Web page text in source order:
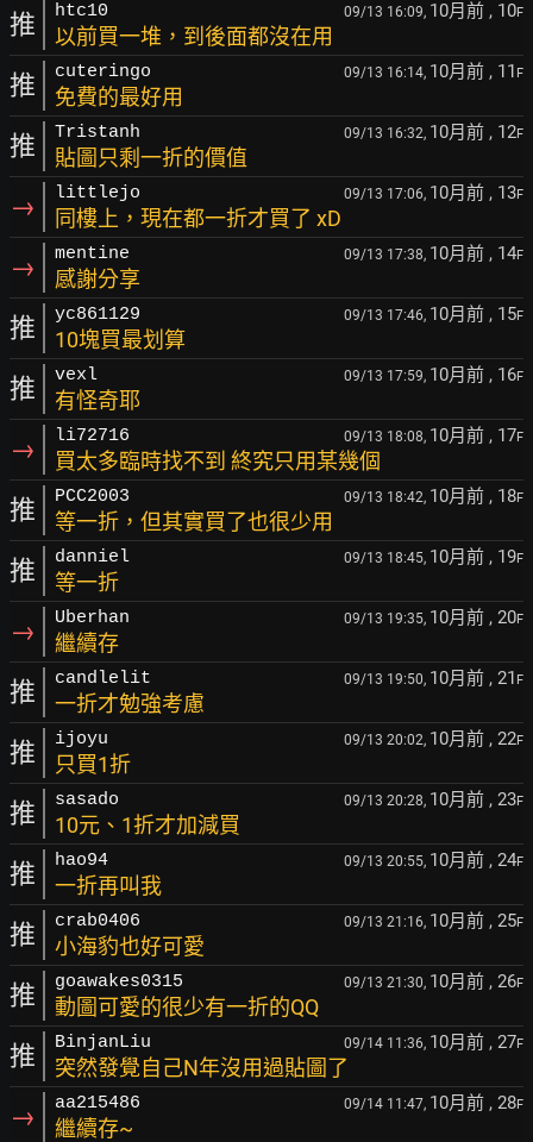
推 htc10 09/13 16:09, 10月前 , 10F
以前買一堆，到後面都沒在用
推 cuteringo 09/13 16:14, 10月前 , 11 F
免費的最好用
推 Tristanh 09/13 16:32, 10月前 , 12F
貼圖只剩一折的價值
→ littlejo 09/13 17:06, 10月前 , 13F
同樓上，現在都一折才買了 xD
→ mentine 09/13 17:38, 10月前 , 14F
感謝分享
推 yc861129 09/13 17:46, 10月前 , 15F
10塊買最划算
推 vexl 09/13 17:59, 10月前 , 16F
有怪奇耶
→ li72716 09/13 18:08, 10月前 , 17F
買太多臨時找不到 終究只用某幾個
推 PCC2003 09/13 18:42, 10月前 , 18F
等一折，但其實買了也很少用
推 danniel 09/13 18:45, 10月前 , 19F
等一折
→ Uberhan 09/13 19:35, 10月前 , 20F
繼續存
推 candlelit 09/13 19:50, 10月前 , 21 F
一折才勉強考慮
推 ijoyu 09/13 20:02, 10月前 , 22F
只買1折
推 sasado 09/13 20:28, 10月前 , 23F
10元、1折才加減買
推 hao94 09/13 20:55, 10月前 , 24F
一折再叫我
推 crab0406 09/13 21:16, 10月前 , 25F
小海豹也好可愛
推 goawakes0315 09/13 21:30, 10月前 , 26F
動圖可愛的很少有一折的QQ
推 BinjanLiu 09/14 11:36, 10月前 , 27F
突然發覺自己N年沒用過貼圖了
→ aa215486 09/14 11:47, 10月前 , 28F
繼續存~